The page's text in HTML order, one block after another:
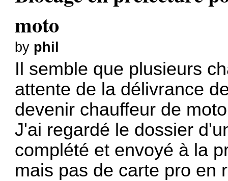
moto
by phil
Il semble que plusieurs
attente de la délivrance
devenir chauffeur de
J'ai regardé le dossier
complété et envoyé à la
mais pas de carte pro en